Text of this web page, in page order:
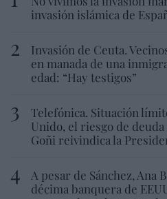
invasión islámica de
Invasión de Ceuta.
en manada de una
edad: “Hay testigos”
Telefónica. Situación
Unido, el riesgo de
Goñi reivindica la
A pesar de Sánchez, Ana
décima banquera de